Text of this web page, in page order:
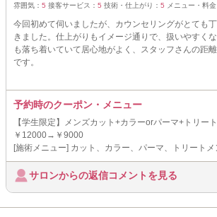
雰囲気： 5 接客サービス： 5 技術・仕上がり： 5 メニュー・料金
今回初めて伺いましたが、カウンセリングがとても
きました。仕上がりもイメージ通りで、扱いやすく
も落ち着いていて居心地がよく、スタッフさんの距
です。
予約時のクーポン・メニュー
【学生限定】メンズカット+カラーorパーマ+トリー
￥12000→￥9000
[施術メニュー] カット、カラー、パーマ、トリートメ
サロンからの返信コメントを見る